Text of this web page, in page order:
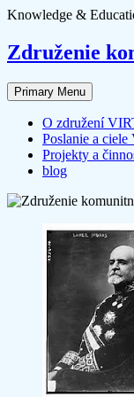
Skip
content
Knowledge &
Združenie
Primary Menu
O združení
Poslanie a
Projekty a
blog